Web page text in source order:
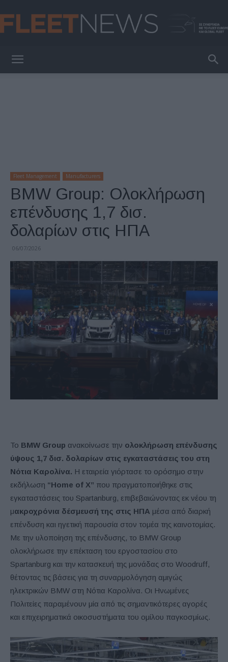
Fleet Management Manufacturers
BMW Group: Ολοκλήρωση
επένδυσης 1,7 δισ.
δολαρίων στις ΗΠΑ
06/07/2026
Το BMW Group ανακοίνωσε την ολοκλήρωση επένδυσης
ύψους 1,7 δισ. δολαρίων στις εγκαταστάσεις του στη
Νότια Καρολίνα. Η εταιρεία γιόρτασε το ορόσημο στην
εκδήλωση “Home of X” που πραγματοποιήθηκε στις
εγκαταστάσεις του Spartanburg, επιβεβαιώνοντας εκ νέου τη
μακροχρόνια δέσμευσή της στις ΗΠΑ μέσα από διαρκή
επένδυση και ηγετική παρουσία στον τομέα της καινοτομίας.
Με την υλοποίηση της επένδυσης, το BMW Group
ολοκλήρωσε την επέκταση του εργοστασίου στο
Spartanburg και την κατασκευή της μονάδας στο Woodruff,
θέτοντας τις βάσεις για τη συναρμολόγηση αμιγώς
ηλεκτρικών BMW στη Νότια Καρολίνα. Οι Ηνωμένες
Πολιτείες παραμένουν μία από τις σημαντικότερες αγορές
και επιχειρηματικά οικοσυστήματα του ομίλου παγκοσμίως.